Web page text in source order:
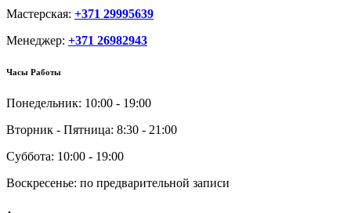
Мастерская: +371 29995639
Менеджер: +371 26982943
Часы Работы
Понедельник: 10:00 - 19:00
Вторник - Пятница: 8:30 - 21:00
Суббота: 10:00 - 19:00
Воскресенье: по предварительной записи